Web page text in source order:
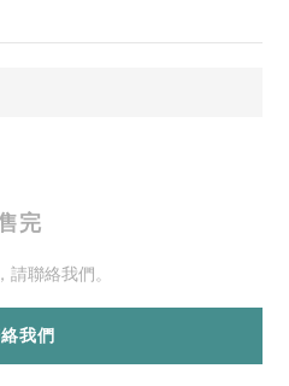
完
請聯絡我們。
我們